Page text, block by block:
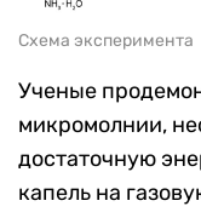
Схема эксперимента
Ученые
микромолнии,
достаточную
капель на